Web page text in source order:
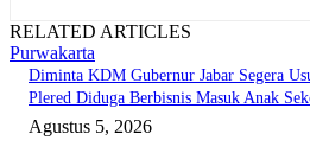
RELATED ARTICLES
Purwakarta
Diminta KDM Gubernur Jabar Segera
Plered Diduga Berbisnis Masuk Anak
Agustus 5, 2026